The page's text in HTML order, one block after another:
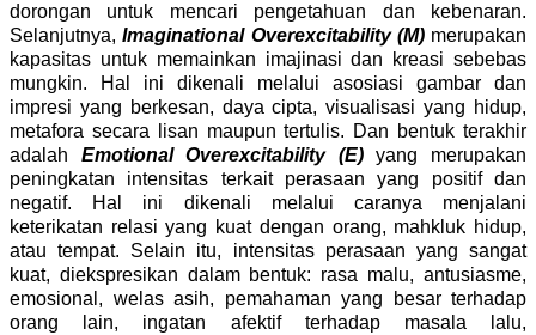
dorongan untuk mencari pengetahuan dan kebenaran.
Selanjutnya,Imaginational Overexcitability (M)merupakan
kapasitas untuk memainkan imajinasi dan kreasi sebebas
mungkin. Hal ini dikenali melalui asosiasi gambar dan
impresi yang berkesan, daya cipta, visualisasi yang hidup,
metafora secara lisan maupun tertulis. Dan bentuk terakhir
adalah Emotional Overexcitability (E)yang merupakan
peningkatan intensitas terkait perasaan yang positif dan
negatif. Hal ini dikenali melalui caranya menjalani
keterikatan relasi yang kuat dengan orang, mahkluk hidup,
atau tempat. Selain itu, intensitas perasaan yang sangat
kuat, diekspresikan dalam bentuk: rasa malu, antusiasme,
emosional, welas asih, pemahaman yang besar terhadap
orang lain, ingatan afektif terhadap masala lalu,